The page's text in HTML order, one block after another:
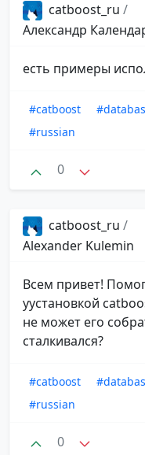
catboost_ru /
Александр
есть примеры
#catboost
#russian
0
catboost_ru /
Alexander Kulemin
Всем привет!
уустановкой
не может его
сталкивался?
#catboost
#russian
0